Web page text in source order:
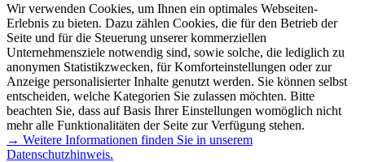
Wir verwenden Cookies, um Ihnen ein optimales Webseiten-
Erlebnis zu bieten. Dazu zählen Cookies, die für den Betrieb der
Seite und für die Steuerung unserer kommerziellen
Unternehmensziele notwendig sind, sowie solche, die lediglich zu
anonymen Statistikzwecken, für Komforteinstellungen oder zur
Anzeige personalisierter Inhalte genutzt werden. Sie können selbst
entscheiden, welche Kategorien Sie zulassen möchten. Bitte
beachten Sie, dass auf Basis Ihrer Einstellungen womöglich nicht
mehr alle Funktionalitäten der Seite zur Verfügung stehen.
→ Weitere Informationen finden Sie in unserem
Datenschutzhinweis.